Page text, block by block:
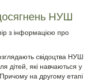
НУШ
з інформацією про
свідоцтва НУШ
дітей, які навчаються у
на другому етапі